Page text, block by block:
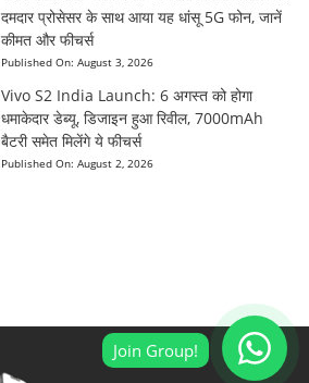
दमदार प्रोसेसर के साथ आया यह धांसू 5G फोन, जानें
कीमत और फीचर्स
Published On: August 3, 2026
Vivo S2 India Launch: 6 अगस्त को होगा
धमाकेदार डेब्यू, डिजाइन हुआ रिवील, 7000mAh
बैटरी समेत मिलेंगे ये फीचर्स
Published On: August 2, 2026